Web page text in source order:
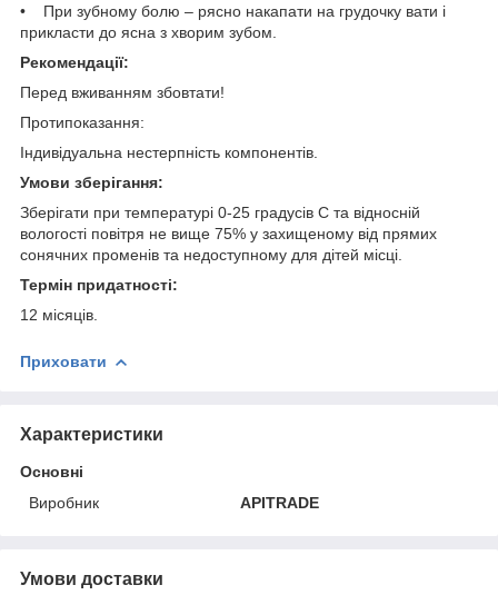
• При зубному болю – рясно накапати на грудочку вати і
прикласти до ясна з хворим зубом.
Рекомендації:
Перед вживанням збовтати!
Протипоказання:
Індивідуальна нестерпність компонентів.
Умови зберігання:
Зберігати при температурі 0-25 градусів С та відносній
вологості повітря не вище 75% у захищеному від прямих
сонячних променів та недоступному для дітей місці.
Термін придатності:
12 місяців.
Приховати
Характеристики
Основні
Виробник
APITRADE
Умови доставки